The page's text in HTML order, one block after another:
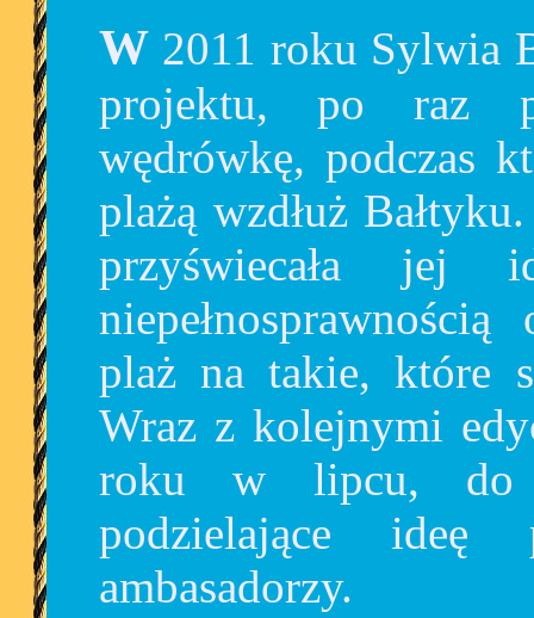
W 2011 roku Sylwia Biernacka, pomysłodawczyni
projektu, po raz
wędrówkę, podczas
plażą wzdłuż
przyświecała jej
plaż na takie, które
Wraz z kolejnymi
roku w lipcu, do
podzielające ideę
ambasadorzy.